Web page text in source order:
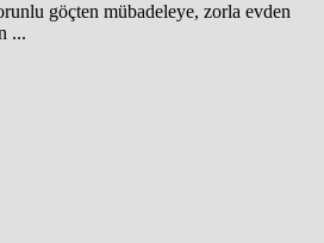
göçten mübadeleye, zorla evden
...